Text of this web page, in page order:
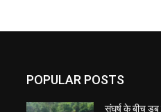
POPULAR POSTS
संघर्ष के बीच डूब